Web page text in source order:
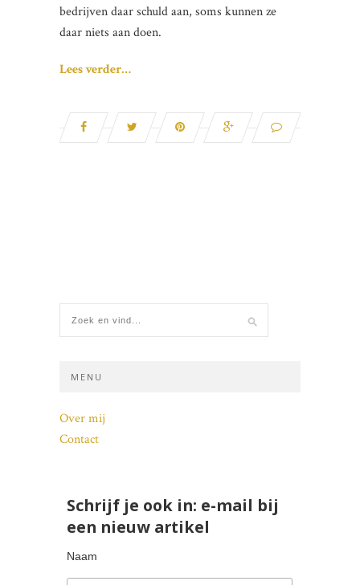
bedrijven daar schuld aan, soms kunnen ze
daar niets aan doen.
Lees verder…
MENU
Over mij
Contact
Schrijf je ook in: e-mail bij
een nieuw artikel
Naam